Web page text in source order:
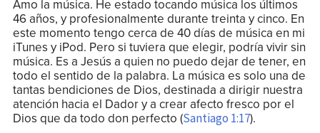
Amo la música. He estado tocando música los últimos
46 años, y profesionalmente durante treinta y cinco. En
este momento tengo cerca de 40 días de música en mi
iTunes y iPod. Pero si tuviera que elegir, podría vivir sin
música. Es a Jesús a quien no puedo dejar de tener, en
todo el sentido de la palabra. La música es solo una de
tantas bendiciones de Dios, destinada a dirigir nuestra
atención hacia el Dador y a crear afecto fresco por el
Dios que da todo don perfecto (Santiago 1:17).